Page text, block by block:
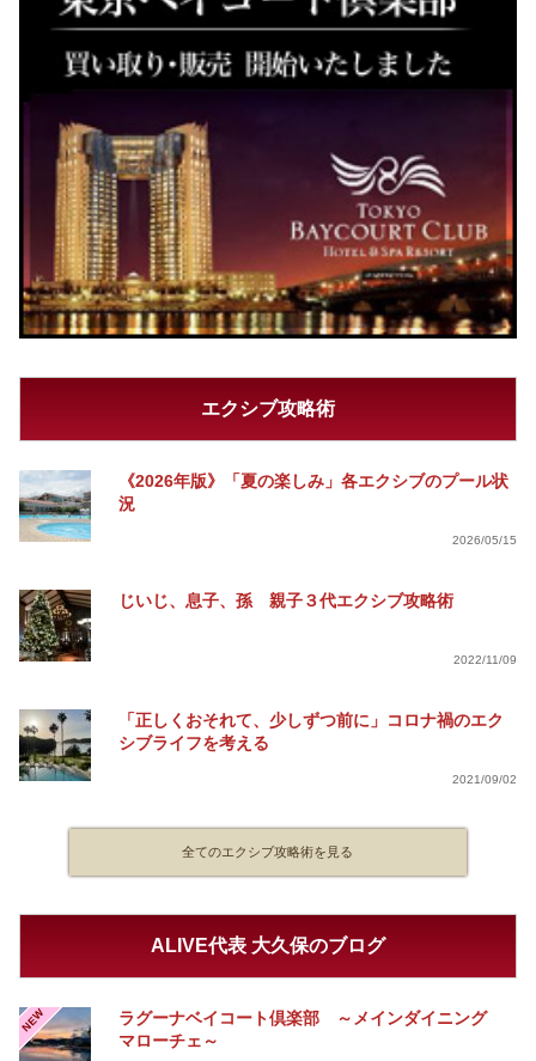
エクシブ攻略術
《2026年版》「夏の楽しみ」各エクシブのプール状
況
2026/05/15
じいじ、息子、孫 親子３代エクシブ攻略術
2022/11/09
「正しくおそれて、少しずつ前に」コロナ禍のエク
シブライフを考える
2021/09/02
全てのエクシブ攻略術を見る
ALIVE代表 大久保のブログ
NEW
ラグーナベイコート倶楽部 ～メインダイニング
マローチェ～